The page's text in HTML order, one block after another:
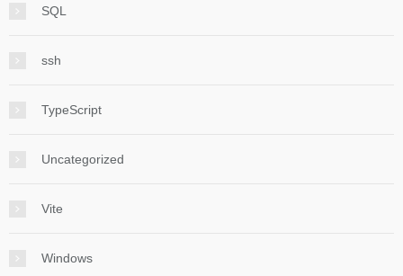
SQL
ssh
TypeScript
Uncategorized
Vite
Windows